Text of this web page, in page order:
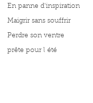
En panne d'inspiration
Maigrir sans souffrir
Perdre son ventre
prête pour l été